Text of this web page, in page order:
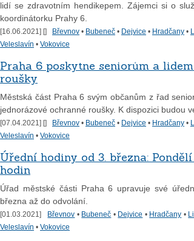
lidí se zdravotním hendikepem. Zájemci si o
koordinátorku Prahy 6.
[16.06.2021] [] Břevnov • Bubeneč • Dejvice • Hradčany •
Veleslavín • Vokovice
Praha 6 poskytne seniorům a
roušky
Městská část Praha 6 svým občanům z řad
jednorázové ochranné roušky. K dispozici budou
[07.04.2021] [] Břevnov • Bubeneč • Dejvice • Hradčany •
Veleslavín • Vokovice
Úřední hodiny od 3. března:
hodin
Úřad městské části Praha 6 upravuje své
března až do odvolání.
[01.03.2021] Břevnov • Bubeneč • Dejvice • Hradčany •
Veleslavín • Vokovice